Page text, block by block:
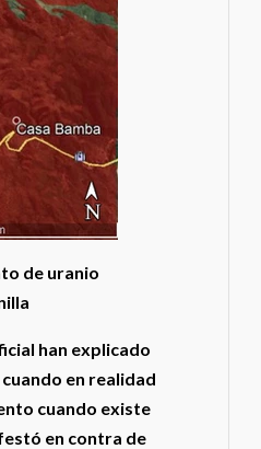
de uranio
han explicado
en realidad
cuando existe
en contra de